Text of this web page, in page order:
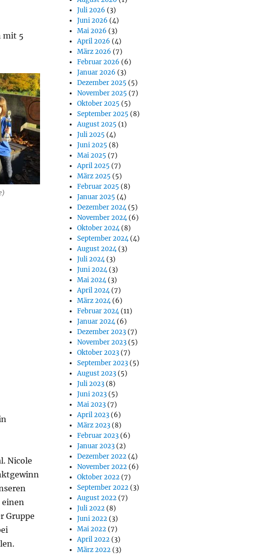
mit 5
Nicole
einen
Gruppe
Juli 2026 (3)
Juni 2026 (4)
Mai 2026 (3)
April 2026 (4)
März 2026 (7)
Februar 2026 (6)
Januar 2026 (3)
Dezember 2025 (5)
November 2025 (7)
Oktober 2025 (5)
September 2025 (8)
August 2025 (1)
Juli 2025 (4)
Juni 2025 (8)
Mai 2025 (7)
April 2025 (7)
März 2025 (5)
Februar 2025 (8)
Januar 2025 (4)
Dezember 2024(5)
November 2024(6)
Oktober 2024(8)
September 2024(4)
August 2024(3)
Juli 2024(3)
Juni 2024(3)
Mai 2024(3)
April 2024(7)
März 2024(6)
Februar 2024(11)
Januar 2024(6)
Dezember 2023 (7)
November 2023 (5)
Oktober 2023 (7)
September 2023 (5)
August 2023 (5)
Juli 2023 (8)
Juni 2023 (5)
Mai 2023 (7)
April 2023 (6)
März 2023 (8)
Februar 2023 (6)
Januar 2023 (2)
Dezember 2022 (4)
November 2022 (6)
Oktober 2022 (7)
September 2022 (3)
August 2022 (7)
Juli 2022 (8)
Juni 2022 (3)
Mai 2022 (7)
April 2022 (3)
März 2022 (3)